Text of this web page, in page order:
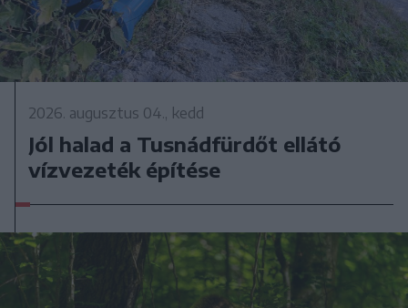
2026. augusztus 04., kedd
Jól halad a Tusnádfürdőt ellátó
vízvezeték építése